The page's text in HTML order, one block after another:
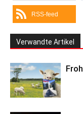
RSS-feed
Verwandte Artikel